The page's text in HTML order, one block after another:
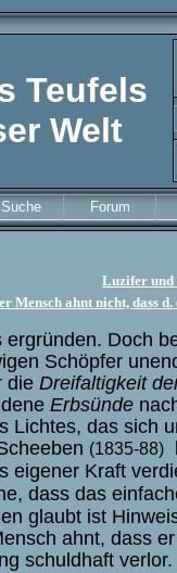
Teufels
Welt
Suche Forum
Luzifer und
Mensch ahnt nicht, dass
Doch
Schöpfer
die Dreifaltigkeit
Erbsünde
Lichtes, das sich
(1835-88)
eigener Kraft
dass das
glaubt ist
ahnt, dass
schuldhaft verlor.